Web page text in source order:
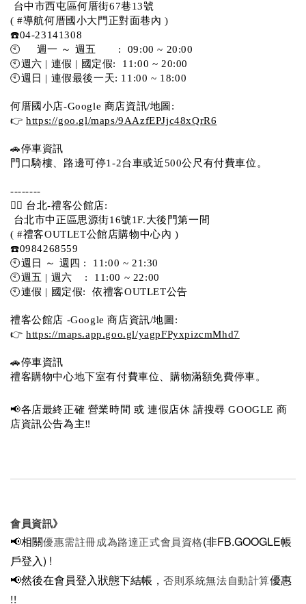
台中市西屯區何厝街67巷13號
( #導航何厝國小大門正對面巷內 )
☎️04-23141308
🕙     週一 ～ 週五       :  09:00 ~ 20:00
🕙週六 | 連假 | 國定假:  11:00 ~ 20:00
🕙週日 | 連假最後一天: 11:00 ~ 18:00
何厝國小店-Google 商店資訊/地圖:
👉 https://goo.gl/maps/9AAzfEPJjc48xQrR6
🚗停車資訊
門口騎樓、路邊可停1-2台車或近500公尺有付費車位。
--------
💁‍♀️ 台北-禮客公館店:
台北市中正區思源街16號1F.大後門第一間
( #禮客OUTLET公館店購物中心內 )
☎️0984268559
🕙週日 ～ 週四 :  11:00 ~ 21:30
🕙週五 | 週六    :  11:00 ~ 22:00
🕙連假 | 國定假:  依禮客OUTLET公告
禮客公館店 -Google 商店資訊/地圖:
👉 https://maps.app.goo.gl/yagpFPyxpizcmMhd7
🚗停車資訊
禮客購物中心地下室有付費車位、購物滿額免費停車。
📢各店最終正確 營業時間 或 連假店休 請搜尋 GOOGLE 商
店資訊公告為主‼️
會員資訊》
📢相關優惠需註冊成為路達正式會員資格(非FB.GOOGLE帳
戶登入) !
📢然後在會員登入狀態下結帳， 否則系統無法自動計算優惠
!!